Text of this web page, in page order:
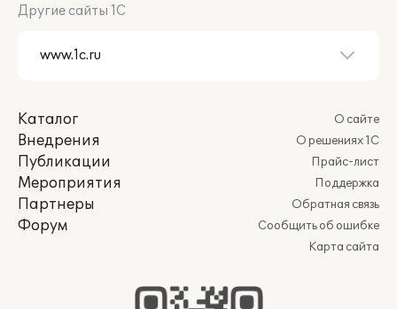
Другие сайты 1С
Каталог
Внедрения
Публикации
Мероприятия
Партнеры
Форум
О сайте
О решениях 1С
Прайс-лист
Поддержка
Обратная связь
Сообщить об ошибке
Карта сайта